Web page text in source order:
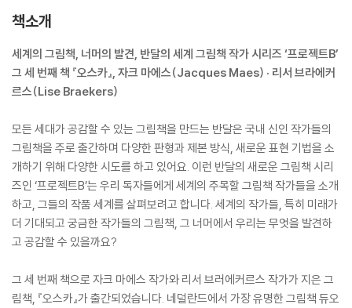
책소개
세계의 그림책, 너머의 발견, 반달의 세계 그림책 작가 시리즈 ‘프로젝트B’
그 세 번째 책 『오스카』, 자크 마에스(Jacques Maes) · 리서 브라에커
르스(Lise Braekers)
모든 세대가 공감할 수 있는 그림책을 만드는 반달은 국내 신인 작가들의
그림책을 주로 출간하며 다양한 판형과 제본 방식, 새로운 표현 기법을 소
개하기 위해 다양한 시도를 하고 있어요. 이런 반달의 새로운 그림책 시리
즈인 ‘프로젝트B’는 우리 독자들에게 세계의 주목할 그림책 작가들을 소개
하고, 그들의 작품 세계를 살펴보려고 합니다. 세계의 작가들, 특히 미래가
더 기대되고 궁금한 작가들의 그림책, 그 너머에서 우리는 무엇을 발견하
고 공감할 수 있을까요?
그 세 번째 책으로 자크 마에스 작가와 리서 브러에커르스 작가가 지은 그
림책, 『오스카』가 출간되었습니다. 네덜란드에서 가장 유명한 그림책 듀오